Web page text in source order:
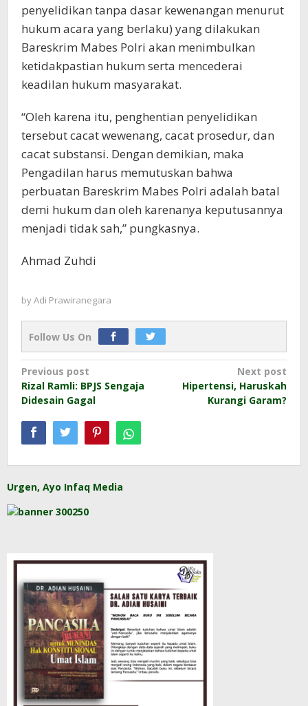
penyelidikan tanpa dasar kewenangan menurut
hukum acara yang berlaku) yang dilakukan
Bareskrim Mabes Polri akan menimbulkan
ketidakpastian hukum serta mencederai
keadilan hukum masyarakat.
“Oleh karena itu, penghentian penyelidikan
tersebut cacat wewenang, cacat prosedur, dan
cacat substansi. Dengan demikian, maka
Pengadilan harus memutuskan bahwa
perbuatan Bareskrim Mabes Polri adalah batal
demi hukum dan oleh karenanya keputusannya
menjadi tidak sah,” pungkasnya.
Ahmad Zuhdi
byAdi Prawiranegara
Follow Us On
Post
navigation
Previous post
Rizal Ramli: BPJS Sengaja
Didesain Gagal
Next post
Hipertensi, Haruskah
Kurangi Garam?
Urgen, Ayo Infaq Media